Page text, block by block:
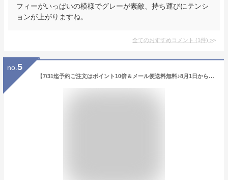
フィーがいっぱいの模様でグレーが素敵、持ち運びにテンシ
ョンが上がりますね。
全てのおすすめコメント (1件) >
no. 5
【7/31迄予約ご注文はポイント10倍＆メール便送料無料♪8月1日から発送開始】手帳 2024 スケジュール帳 2023年10月始まり 2024年度版ダイアリー 飴ノ森ふみか B6マンスリータイプ（月間） あめのもりふみか・ねこ・うさぎ 大人かわいい【メーカー公式／クローズピン】